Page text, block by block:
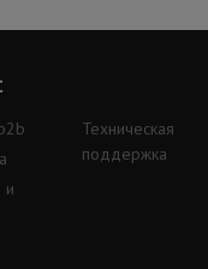
и
Техническая
поддержка